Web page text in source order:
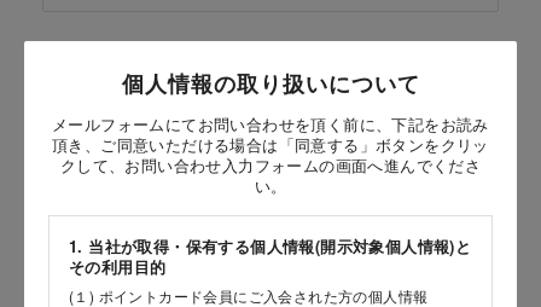
個人情報の取り扱いについて
メールフォームにてお問い合わせを頂く前に、下記をお読み
頂き、ご同意いただける場合は「同意する」ボタンをクリッ
クして、お問い合わせ入力フォームの画面へ進んでくださ
い。
1. 当社が取得・保有する個人情報(開示対象個人情報)と
その利用目的
(１) ポイントカード会員にご入会された方の個人情報
YATSUDOKI フレーズショート 11cm
お問い合わせ時氏名
［名］
（全角で入力してください）